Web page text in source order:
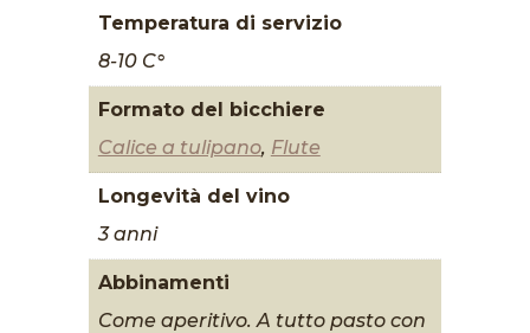
Temperatura di servizio
8-10 C°
Formato del bicchiere
Calice a tulipano, Flute
Longevità del vino
3 anni
Abbinamenti
Come aperitivo. A tutto pasto con